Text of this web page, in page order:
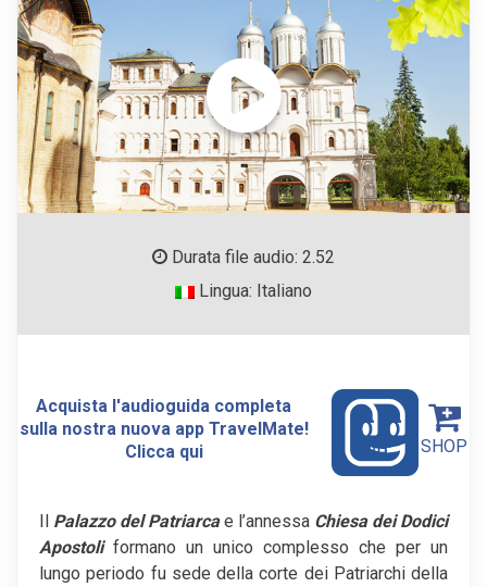
Durata file audio: 2.52
Lingua: Italiano
Acquista l'audioguida completa
sulla nostra nuova app TravelMate!
Clicca qui
SHOP
Il Palazzo del Patriarcae l’annessa Chiesa dei Dodici
Apostoliformano un unico complesso che per un
lungo periodo fu sede della corte dei Patriarchi della